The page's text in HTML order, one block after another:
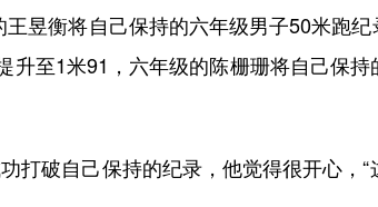
昱衡将自己保持的六年级男子50米跑
升至1米91，六年级的陈栅珊将自己保
破自己保持的纪录，他觉得很开心，“